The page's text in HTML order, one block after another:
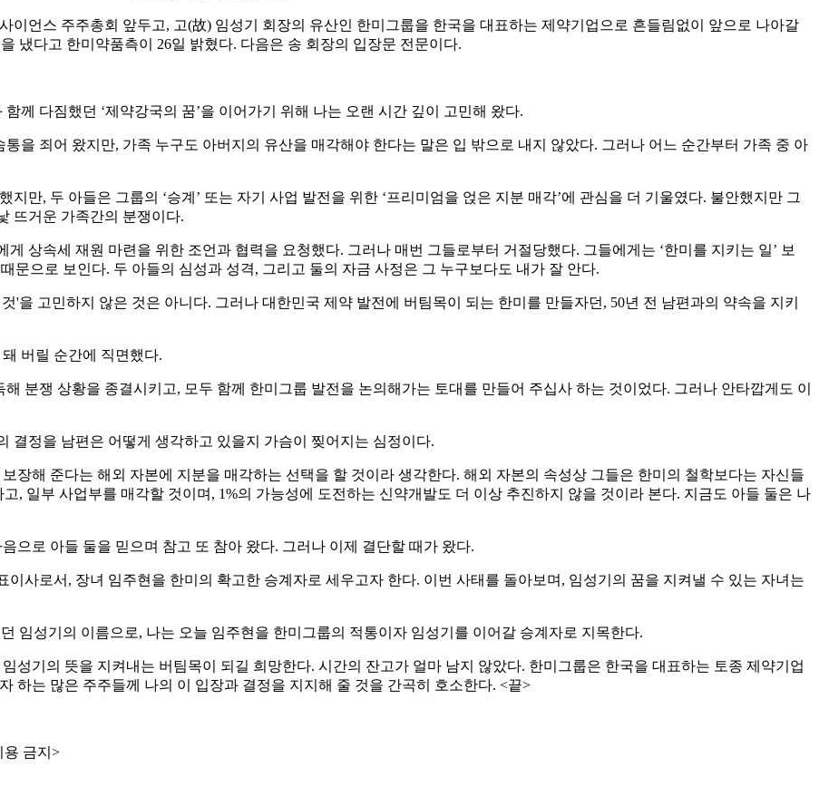
이언스 주주총회 앞두고, 고(故) 임성기 회장의 유산인 한미그룹을 한국을 대표하는 제약기업으로 흔들림없이 앞으로 나아갈
냈다고 한미약품측이 26일 밝혔다. 다음은 송 회장의 입장문 전문이다.
께 다짐했던 ‘제약강국의 꿈’을 이어가기 위해 나는 오랜 시간 깊이 고민해 왔다.
을 죄어 왔지만, 가족 누구도 아버지의 유산을 매각해야 한다는 말은 입 밖으로 내지 않았다. 그러나 어느 순간부터 가족 중 아
만, 두 아들은 그룹의 ‘승계’ 또는 자기 사업 발전을 위한 ‘프리미엄을 얹은 지분 매각’에 관심을 더 기울였다. 불안했지만 그
뜨거운 가족간의 분쟁이다.
상속세 재원 마련을 위한 조언과 협력을 요청했다. 그러나 매번 그들로부터 거절당했다. 그들에게는 ‘한미를 지키는 일’ 보
문으로 보인다. 두 아들의 심성과 성격, 그리고 둘의 자금 사정은 그 누구보다도 내가 잘 안다.
'을 고민하지 않은 것은 아니다. 그러나 대한민국 제약 발전에 버팀목이 되는 한미를 만들자던, 50년 전 남편과의 약속을 지키
버릴 순간에 직면했다.
분쟁 상황을 종결시키고, 모두 함께 한미그룹 발전을 논의해가는 토대를 만들어 주십사 하는 것이었다. 그러나 안타깝게도 이
결정을 남편은 어떻게 생각하고 있을지 가슴이 찢어지는 심정이다.
장해 준다는 해외 자본에 지분을 매각하는 선택을 할 것이라 생각한다. 해외 자본의 속성상 그들은 한미의 철학보다는 자신들
, 일부 사업부를 매각할 것이며, 1%의 가능성에 도전하는 신약개발도 더 이상 추진하지 않을 것이라 본다. 지금도 아들 둘은 나
으로 아들 둘을 믿으며 참고 또 참아 왔다. 그러나 이제 결단할 때가 왔다.
사로서, 장녀 임주현을 한미의 확고한 승계자로 세우고자 한다. 이번 사태를 돌아보며, 임성기의 꿈을 지켜낼 수 있는 자녀는
임성기의 이름으로, 나는 오늘 임주현을 한미그룹의 적통이자 임성기를 이어갈 승계자로 지목한다.
성기의 뜻을 지켜내는 버팀목이 되길 희망한다. 시간의 잔고가 얼마 남지 않았다. 한미그룹은 한국을 대표하는 토종 제약기업
하는 많은 주주들께 나의 이 입장과 결정을 지지해 줄 것을 간곡히 호소한다. <끝>
용 금지>